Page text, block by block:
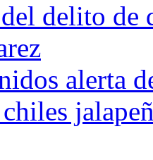
delito de
alerta
chiles